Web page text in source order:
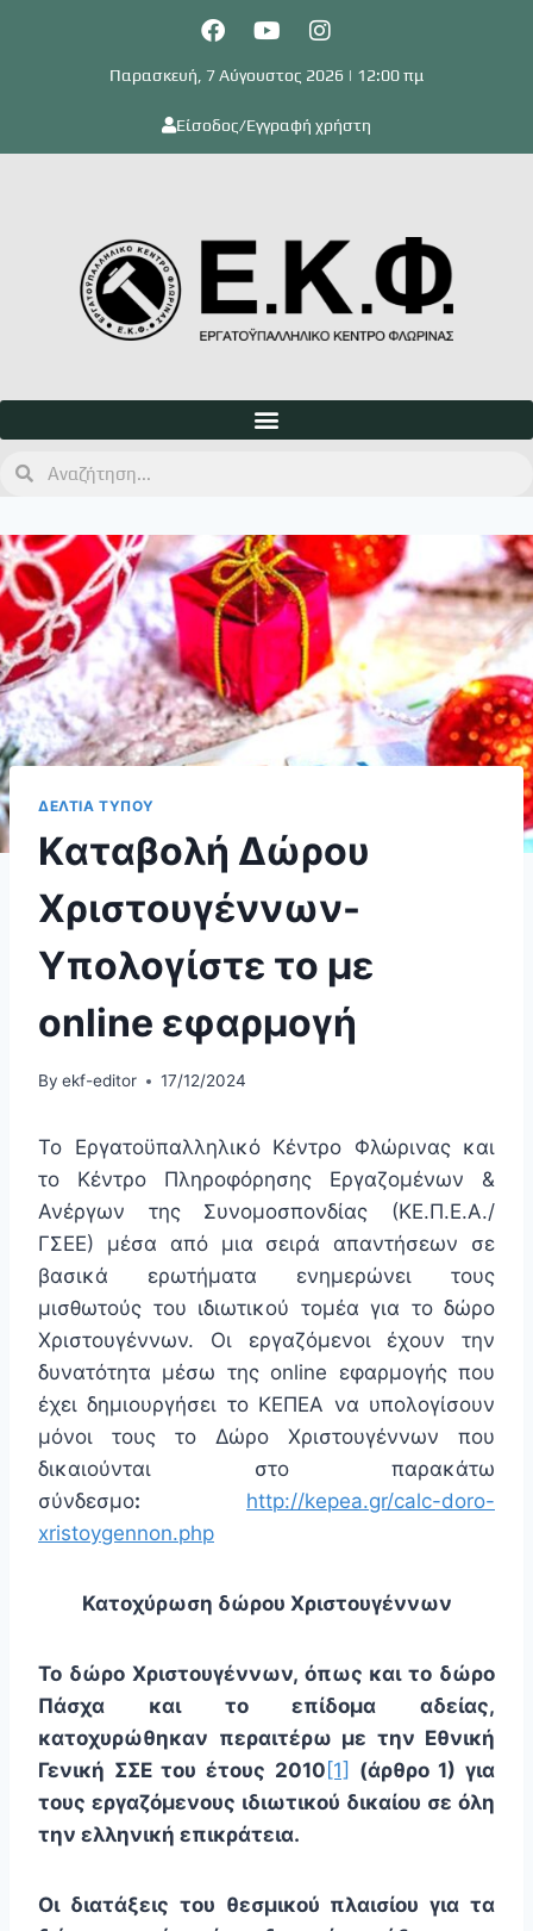
Παρασκευή, 7 Αύγουστος 2026 | 12:00 πμ
Είσοδος/Εγγραφή χρήστη
ΔΕΛΤΙΑ ΤΥΠΟΥ
Kαταβολή Δώρου
Χριστουγέννων-
Υπολογίστε το με
online εφαρμογή
By ekf-editor 17/12/2024
Το Εργατοϋπαλληλικό Κέντρο Φλώρινας και
το Κέντρο Πληροφόρησης Εργαζομένων &
Ανέργων της Συνομοσπονδίας (ΚΕ.Π.Ε.Α./
ΓΣΕΕ) μέσα από μια σειρά απαντήσεων σε
βασικά ερωτήματα ενημερώνει τους
μισθωτούς του ιδιωτικού τομέα για το δώρο
Χριστουγέννων. Οι εργαζόμενοι έχουν την
δυνατότητα μέσω της online εφαρμογής που
έχει δημιουργήσει το ΚΕΠΕΑ να υπολογίσουν
μόνοι τους το Δώρο Χριστουγέννων που
δικαιούνται στο παρακάτω
σύνδεσμο: http://kepea.gr/calc-doro-
xristoygennon.php
Κατοχύρωση δώρου Χριστουγέννων
Το δώρο Χριστουγέννων, όπως και το δώρο
Πάσχα και το επίδομα αδείας,
κατοχυρώθηκαν περαιτέρω με την Εθνική
Γενική ΣΣΕ του έτους 2010 [1] (άρθρο 1) για
τους εργαζόμενους ιδιωτικού δικαίου σε όλη
την ελληνική επικράτεια.
Οι διατάξεις του θεσμικού πλαισίου για τα